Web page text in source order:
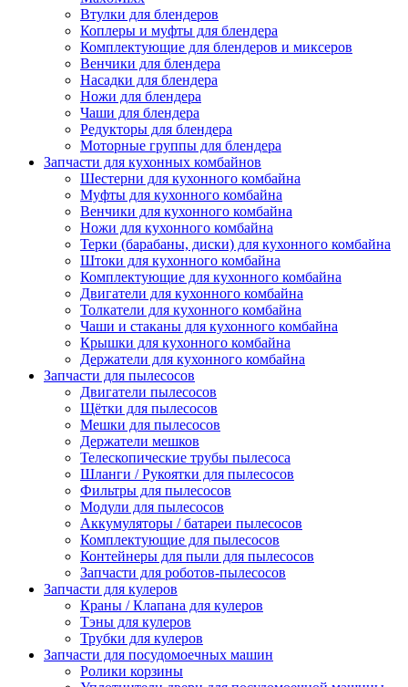
Втулки для блендеров
Коплеры и муфты для блендера
Комплектующие для блендеров и миксеров
Венчики для блендера
Насадки для блендера
Ножи для блендера
Чаши для блендера
Редукторы для блендера
Моторные группы для блендера
Запчасти для кухонных комбайнов
Шестерни для кухонного комбайна
Муфты для кухонного комбайна
Венчики для кухонного комбайна
Ножи для кухонного комбайна
Терки (барабаны, диски) для кухонного комбайна
Штоки для кухонного комбайна
Комплектующие для кухонного комбайна
Двигатели для кухонного комбайна
Толкатели для кухонного комбайна
Чаши и стаканы для кухонного комбайна
Крышки для кухонного комбайна
Держатели для кухонного комбайна
Запчасти для пылесосов
Двигатели пылесосов
Щётки для пылесосов
Мешки для пылесосов
Держатели мешков
Телескопические трубы пылесоса
Шланги / Рукоятки для пылесосов
Фильтры для пылесосов
Модули для пылесосов
Аккумуляторы / батареи пылесосов
Комплектующие для пылесосов
Контейнеры для пыли для пылесосов
Запчасти для роботов-пылесосов
Запчасти для кулеров
Краны / Клапана для кулеров
Тэны для кулеров
Трубки для кулеров
Запчасти для посудомоечных машин
Ролики корзины